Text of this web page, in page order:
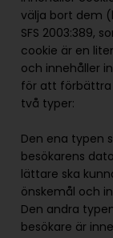
välja bort dem
SFS 2003:389,
cookie är en
och innehåller
för att förbättra
två typer:
Den ena typen
besökarens
lättare ska
önskemål och
Den andra
besökare är